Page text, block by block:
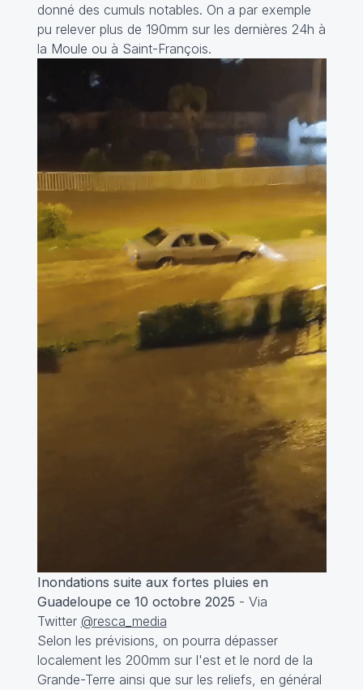
donné des cumuls notables. On a par exemple
pu relever plus de 190mm sur les dernières 24h à
la Moule ou à Saint-François.
Inondations suite aux fortes pluies en
Guadeloupe ce 10 octobre 2025 - Via
Twitter @resca_media
Selon les prévisions, on pourra dépasser
localement les 200mm sur l'est et le nord de la
Grande-Terre ainsi que sur les reliefs, en général